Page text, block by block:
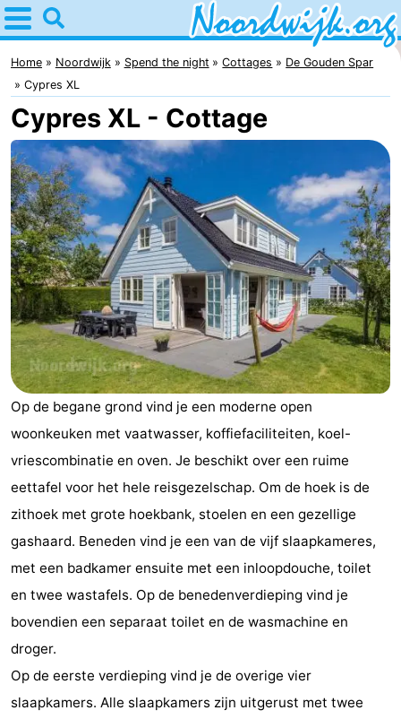
Home
Noordwijk
Tips
For
kids
Spend
the
night
Apartments
Bed
(and
breakfasts)
Campsites
Cottages
-
Gouden
Spar
De
Noordduinen
-
Duinresort
Dunimar
Noordwijkse
-
du
Soleil
Lastminutes
Beach
See
Home Noordwijk Spend the night Cottages
De Gouden Spar
Cypres XL
Cypres XL - Cottage
Op de begane grond vind je een moderne open
woonkeuken met vaatwasser, koffiefaciliteiten, koel-
vriescombinatie en oven. Je beschikt over een ruime
eettafel voor het hele reisgezelschap. Om de hoek is de
zithoek met grote hoekbank, stoelen en een gezellige
gashaard. Beneden vind je een van de vijf slaapkameres,
met een badkamer ensuite met een inloopdouche, toilet
en twee wastafels. Op de benedenverdieping vind je
bovendien een separaat toilet en de wasmachine en
droger.
Op de eerste verdieping vind je de overige vier
slaapkamers. Alle slaapkamers zijn uitgerust met twee